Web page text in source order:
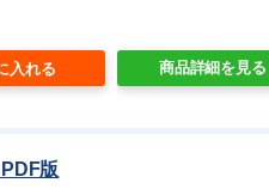
商品詳細を見る
版